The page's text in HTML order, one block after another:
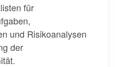
für
und Risikoanalysen
der